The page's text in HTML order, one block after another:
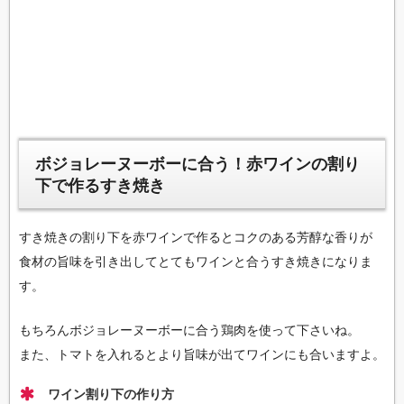
ボジョレーヌーボーに合う！赤ワインの割り
下で作るすき焼き
すき焼きの割り下を赤ワインで作るとコクのある芳醇な香りが
食材の旨味を引き出してとてもワインと合うすき焼きになりま
す。
もちろんボジョレーヌーボーに合う鶏肉を使って下さいね。
また、トマトを入れるとより旨味が出てワインにも合いますよ。
ワイン割り下の作り方